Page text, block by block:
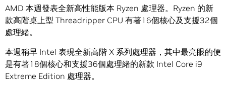
AMD 本週發表全新高性能版本 Ryzen 處理器。Ryzen 的新
款高階桌上型 Threadripper CPU 有著16個核心及支援32個
處理緒。
本週稍早 Intel 表現全新高階 X 系列處理器，其中最亮眼的便
是有著18個核心和支援36個處理緒的新款 Intel Core i9
Extreme Edition 處理器。